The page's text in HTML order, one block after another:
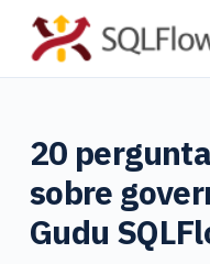
P
u
a
20
sobre
Gudu